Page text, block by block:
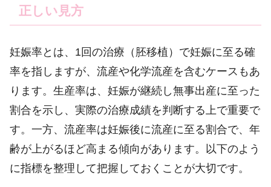
正しい見方
妊娠率とは、1回の治療（胚移植）で妊娠に至る確
率を指しますが、流産や化学流産を含むケースもあ
ります。生産率は、妊娠が継続し無事出産に至った
割合を示し、実際の治療成績を判断する上で重要で
す。一方、流産率は妊娠後に流産に至る割合で、年
齢が上がるほど高まる傾向があります。以下のよう
に指標を整理して把握しておくことが大切です。